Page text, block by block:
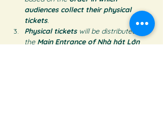
audiences collect their physical
tickets.
Physical tickets will be distributed at
the Main Entrance of Nhà hát Lớn